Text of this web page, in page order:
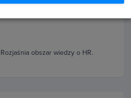
obszar wiedzy o HR.